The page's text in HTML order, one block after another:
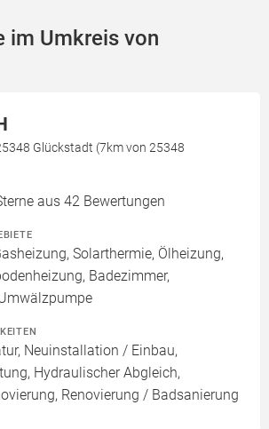
im Umkreis von
Glückstadt (7km von 25348
aus 42 Bewertungen
Solarthermie, Ölheizung,
Badezimmer,
Neuinstallation / Einbau,
Hydraulischer Abgleich,
Renovierung / Badsanierung